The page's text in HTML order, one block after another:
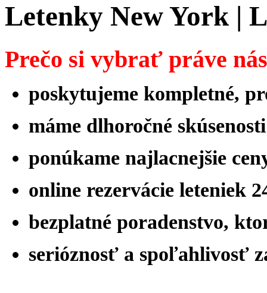
Letenky New York |
Prečo si vybrať práve
poskytujeme kompletné,
máme dlhoročné
ponúkame najlacnejšie
online rezervácie leteniek
bezplatné poradenstvo,
serióznosť a spoľahlivosť